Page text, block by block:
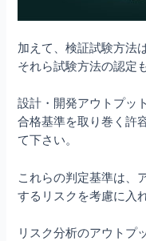
加えて、検証試験方法は
それら試験方法の認定
設計・開発アウトプッ
合格基準を取り巻く許
て下さい。
これらの判定基準は、
するリスクを考慮に入
リスク分析のアウトプ